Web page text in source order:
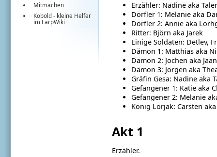
Mitmachen
Kobold - kleine Helfer
im LarpWiki
Erzähler: Nadine aka Taler
Dörfler 1: Melanie aka
Dörfler 2: Annie aka
Ritter: Björn aka Jarek
Einige Soldaten: Detlev,
Dämon 1: Matthias aka
Dämon 2: Jochen aka Jaan
Dämon 3: Jorgen aka
Gräfin Gesa: Nadine aka
Gefangener 1: Katie aka
Gefangener 2: Melanie
König Lorjak: Carsten
Akt 1
Erzähler.